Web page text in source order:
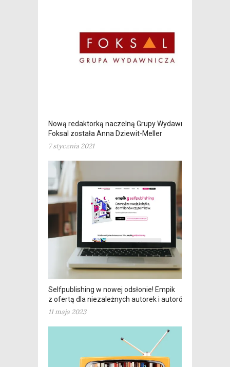
Nową redaktorką naczelną Grupy Wydawniczej
Foksal została Anna Dziewit-Meller
7 stycznia 2021
Selfpublishing w nowej odsłonie! Empik
z ofertą dla niezależnych autorek i autorów
11 maja 2023